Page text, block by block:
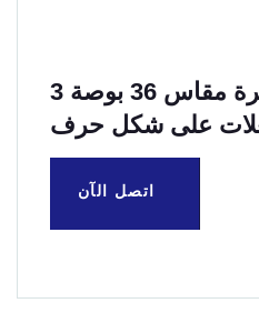
شواية غاز فاخرة مقاس 36 بوصة 3
اتصل الآن